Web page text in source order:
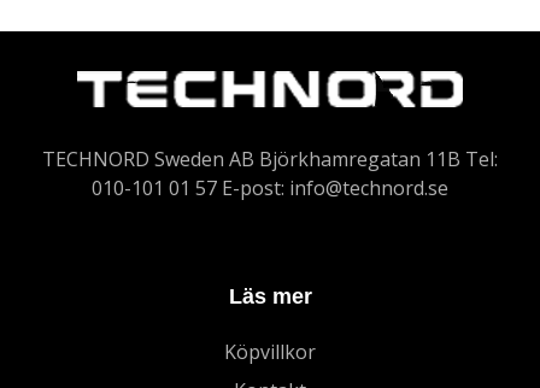
TECHNORD Sweden AB Björkhamregatan 11B Tel:
010-101 01 57 E-post: info@technord.se
Läs mer
Köpvillkor